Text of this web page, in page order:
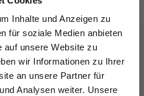
Inhalte und Anzeigen zu
für soziale Medien anbieten
auf unsere Website zu
wir Informationen zu Ihrer
an unsere Partner für
Analysen weiter. Unsere